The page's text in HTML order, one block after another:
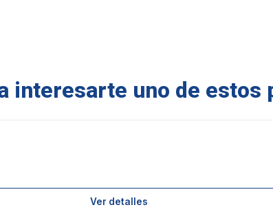
interesarte uno de estos
Ver detalles